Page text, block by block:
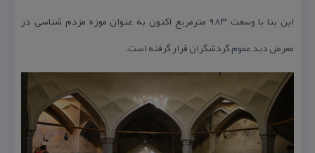
این بنا با وسعت ۹۸۳ مترمربع اكنون به عنوان موزه مزدم شناسی در
معرض دید عموم گردشگران قرار گرفته است.